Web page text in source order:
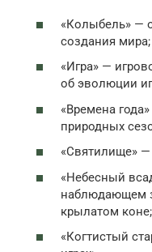
«Колыбель» —
создания мира;
«Игра» —
об эволюции
«Времена
природных
«Святилище»
«Небесный
наблюдающем
крылатом коне;
«Когтистый